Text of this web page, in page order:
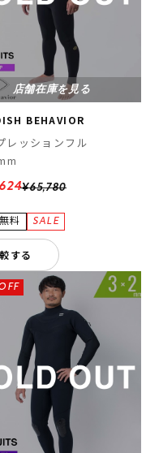
店舗在庫を見る
BEHAVIOR
レッションフル
¥65,780
する